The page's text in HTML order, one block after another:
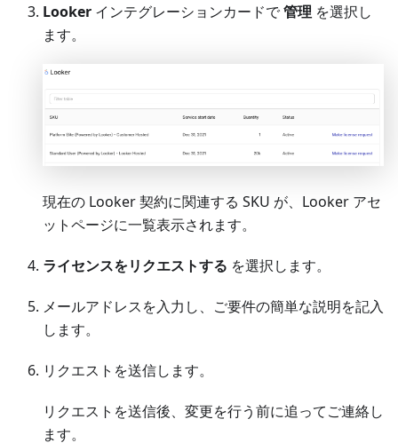
Looker インテグレーションカードで管理 を選択し
ます。
現在の Looker 契約に関連する SKU が、Looker アセ
ットページに一覧表示されます。
ライセンスをリクエストする を選択します。
メールアドレスを入力し、ご要件の簡単な説明を記入
します。
リクエストを送信します。
リクエストを送信後、変更を行う前に追ってご連絡し
ます。